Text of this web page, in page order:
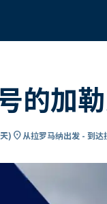
的加
) location_on从拉罗马纳出发 - 到达